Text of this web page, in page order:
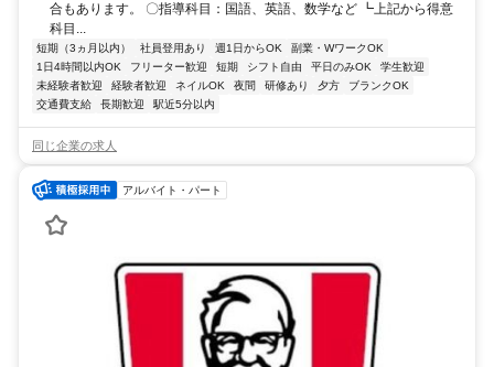
合もあります。 〇指導科目：国語、英語、数学など ┗上記から得意
科目...
短期（3ヵ月以内） 社員登用あり 週1日からOK
副業・WワークOK
1日4時間以内OK
フリーター歓迎 短期 シフト自由 平日のみOK
学生歓迎
未経験者歓迎
経験者歓迎 ネイルOK 夜間 研修あり 夕方
ブランクOK
交通費支給
長期歓迎 駅近5分以内
同じ企業の求人
アルバイト・パート